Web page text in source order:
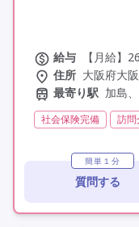
給与
【月給】
住所 大阪府大
最寄り駅 加島
社会保険完備 訪問
残業月20時間以内
年間休日110日以上
簡単１分
質問する